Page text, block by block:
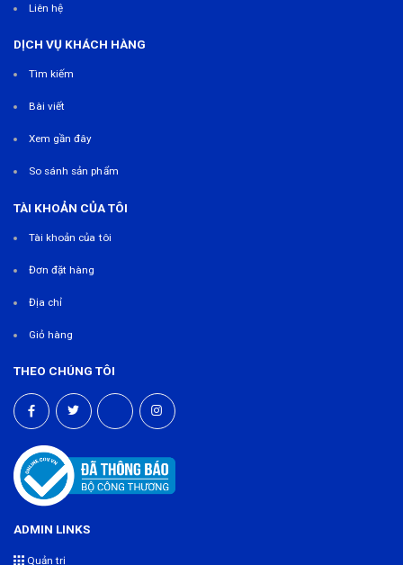
Liên hệ
DỊCH VỤ KHÁCH HÀNG
Tìm kiếm
Bài viết
Xem gần đây
So sánh sản phẩm
TÀI KHOẢN CỦA TÔI
Tài khoản của tôi
Đơn đặt hàng
Địa chỉ
Giỏ hàng
THEO CHÚNG TÔI
ADMIN LINKS
Quản trị